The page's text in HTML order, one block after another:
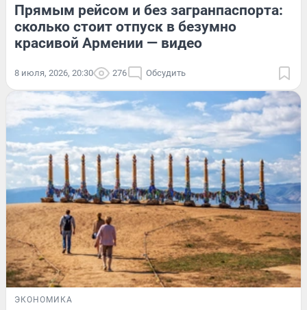
Прямым рейсом и без загранпаспорта:
сколько стоит отпуск в безумно
красивой Армении — видео
8 июля, 2026, 20:30 276 Обсудить
ЭКОНОМИКА